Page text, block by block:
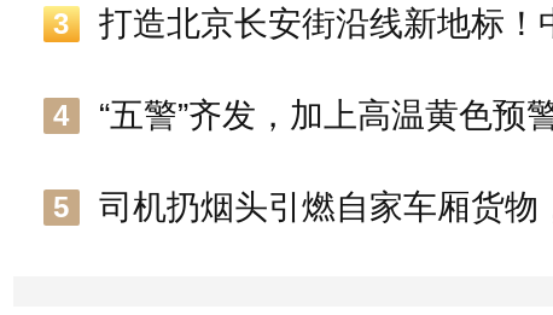
3
4
5 司机扔烟头引燃自家车厢货物